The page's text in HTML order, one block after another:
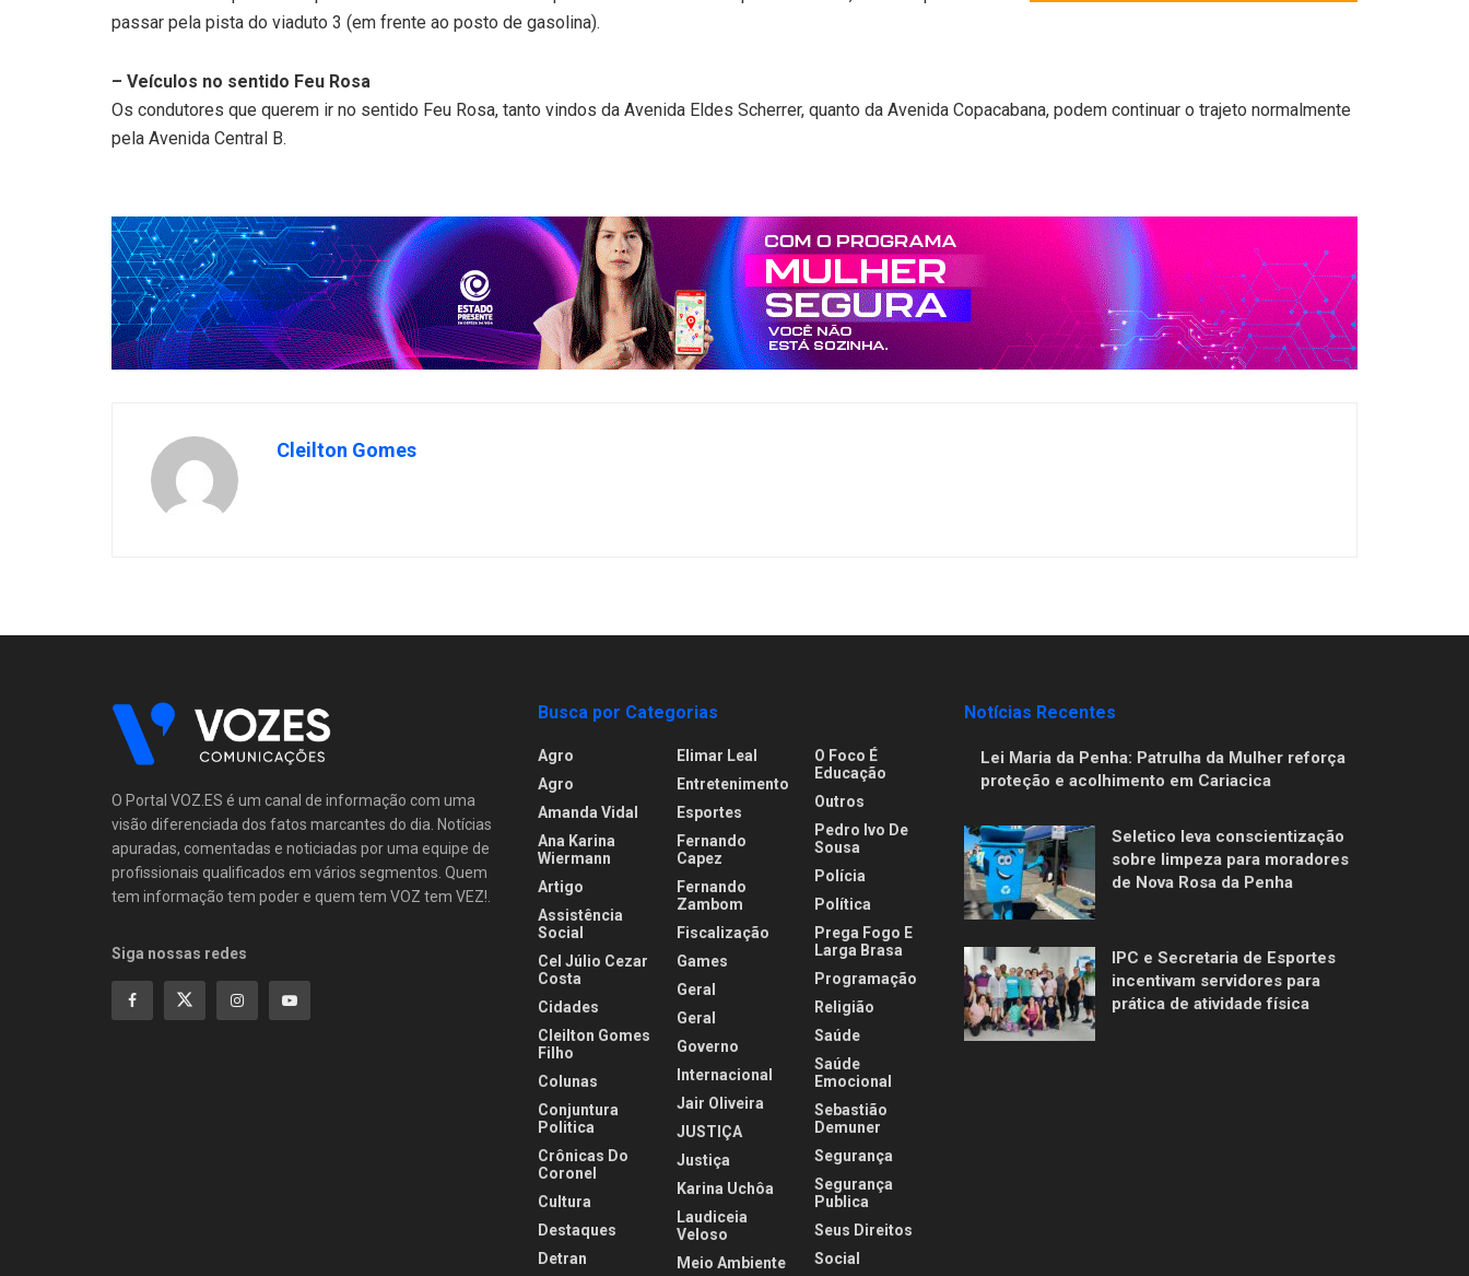
passar pela pista do viaduto 3 (em frente ao posto de gasolina).
– Veículos no sentido Feu Rosa
Os condutores que querem ir no sentido Feu Rosa, tanto vindos da Avenida Eldes Scherrer, quanto da Avenida Copacabana, podem continuar o trajeto normalmente
pela Avenida Central B.
Cleilton Gomes
O Portal VOZ.ES é um canal de informação com uma
visão diferenciada dos fatos marcantes do dia. Notícias
apuradas, comentadas e noticiadas por uma equipe de
profissionais qualificados em vários segmentos. Quem
tem informação tem poder e quem tem VOZ tem VEZ!.
Siga nossas redes
Busca por Categorias
Agro
Agro
Amanda Vidal
Ana Karina
Wiermann
Artigo
Assistência
Social
Cel Júlio Cezar
Costa
Cidades
Cleilton Gomes
Filho
Colunas
Conjuntura
Politica
Crônicas Do
Coronel
Cultura
Destaques
Detran
Elimar Leal
Entretenimento
Esportes
Fernando
Capez
Fernando
Zambom
Fiscalização
Games
Geral
Geral
Governo
Internacional
Jair Oliveira
JUSTIÇA
Justiça
Karina Uchôa
Laudiceia
Veloso
Meio Ambiente
O Foco É
Educação
Outros
Pedro Ivo De
Sousa
Polícia
Política
Prega Fogo E
Larga Brasa
Programação
Religião
Saúde
Saúde
Emocional
Sebastião
Demuner
Segurança
Segurança
Publica
Seus Direitos
Social
Notícias Recentes
Lei Maria da Penha: Patrulha da Mulher reforça
proteção e acolhimento em Cariacica
Seletico leva conscientização
sobre limpeza para moradores
de Nova Rosa da Penha
IPC e Secretaria de Esportes
incentivam servidores para
prática de atividade física